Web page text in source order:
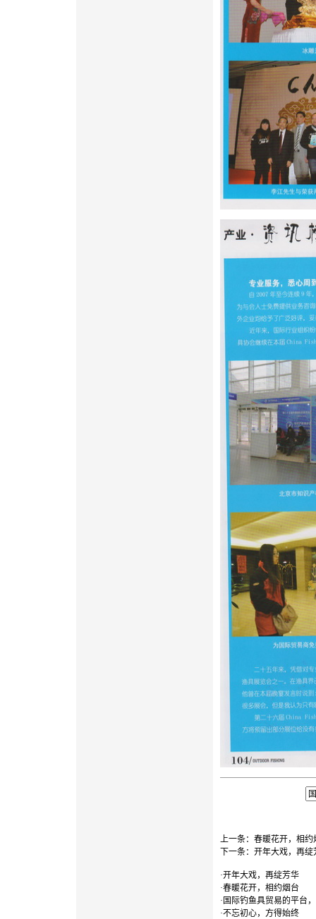
上一条： 春暖花开，相约
下一条： 开年大戏，再绽
·开年大戏，再绽芳华
·春暖花开，相约烟台
· 国际钓鱼具贸易的平台
·不忘初心，方得始终